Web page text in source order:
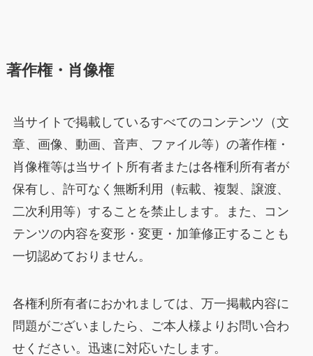
著作権・肖像権
当サイトで掲載しているすべてのコンテンツ（文
章、画像、動画、音声、ファイル等）の著作権・
肖像権等は当サイト所有者または各権利所有者が
保有し、許可なく無断利用（転載、複製、譲渡、
二次利用等）することを禁止します。また、コン
テンツの内容を変形・変更・加筆修正することも
一切認めておりません。
各権利所有者におかれましては、万一掲載内容に
問題がございましたら、ご本人様よりお問い合わ
せください。迅速に対応いたします。